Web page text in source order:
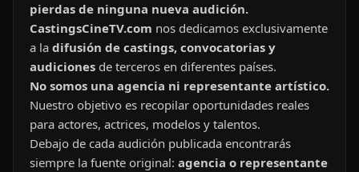
pierdas de ninguna nueva audición.
CastingsCineTV.com nos dedicamos exclusivamente
a la difusión de castings, convocatorias y
audiciones de terceros en diferentes países.
No somos una agencia ni representante artístico.
Nuestro objetivo es recopilar oportunidades reales
para actores, actrices, modelos y talentos.
Debajo de cada audición publicada encontrarás
siempre la fuente original: agencia o representante